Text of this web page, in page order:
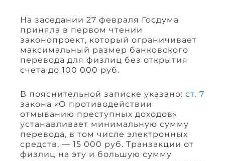
На заседании 27 февраля Госдума
приняла в первом чтении
законопроект, который ограничивает
максимальный размер банковского
перевода для физлиц без открытия
счета до 100 000 руб.
В пояснительной записке указано: ст. 7
закона «О противодействии
отмыванию преступных доходов»
устанавливает минимальную сумму
перевода, в том числе электронных
средств, — 15 000 руб. Транзакции от
физлиц на эту и большую сумму